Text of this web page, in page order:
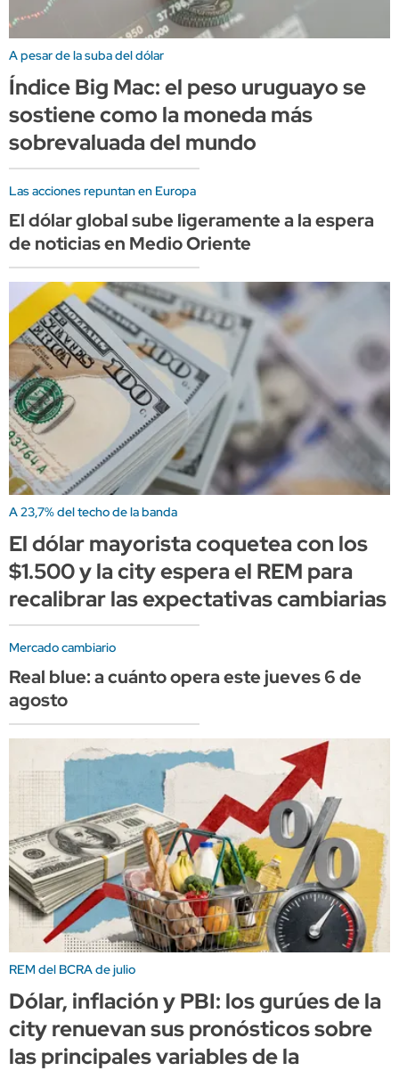
A pesar de la suba del dólar
Índice Big Mac: el peso uruguayo se
sostiene como la moneda más
sobrevaluada del mundo
Las acciones repuntan en Europa
El dólar global sube ligeramente a la espera
de noticias en Medio Oriente
A 23,7% del techo de la banda
El dólar mayorista coquetea con los
$1.500 y la city espera el REM para
recalibrar las expectativas cambiarias
Mercado cambiario
Real blue: a cuánto opera este jueves 6 de
agosto
REM del BCRA de julio
Dólar, inflación y PBI: los gurúes de la
city renuevan sus pronósticos sobre
las principales variables de la